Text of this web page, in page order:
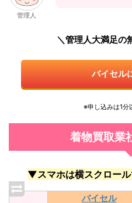
管理人
＼管理人大満足の
バイセル
※申し込みは1分
着物買取業
▼スマホは横スクロー
バイセル